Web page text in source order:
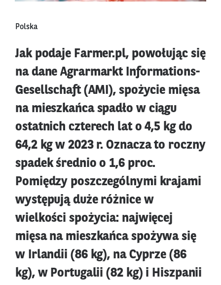
Polska
Jak podaje Farmer.pl, powołując się
na dane Agrarmarkt Informations-
Gesellschaft (AMI), spożycie mięsa
na mieszkańca spadło w ciągu
ostatnich czterech lat o 4,5 kg do
64,2 kg w 2023 r. Oznacza to roczny
spadek średnio o 1,6 proc.
Pomiędzy poszczególnymi krajami
występują duże różnice w
wielkości spożycia: najwięcej
mięsa na mieszkańca spożywa się
w Irlandii (86 kg), na Cyprze (86
kg), w Portugalii (82 kg) i Hiszpanii